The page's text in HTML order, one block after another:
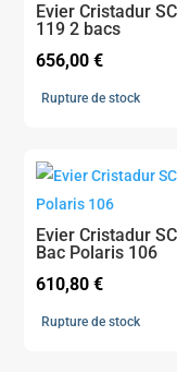
Evier Cristadur
119 2 bacs
656,00€
Rupture de stock
Evier Cristadur
Bac Polaris 106
610,80€
Rupture de stock